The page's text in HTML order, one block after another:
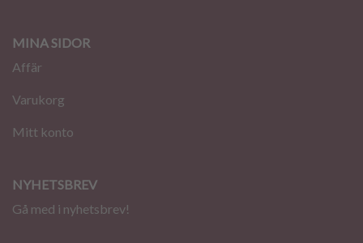
MINA SIDOR
Affär
Varukorg
Mitt konto
NYHETSBREV
Gå med i nyhetsbrev!